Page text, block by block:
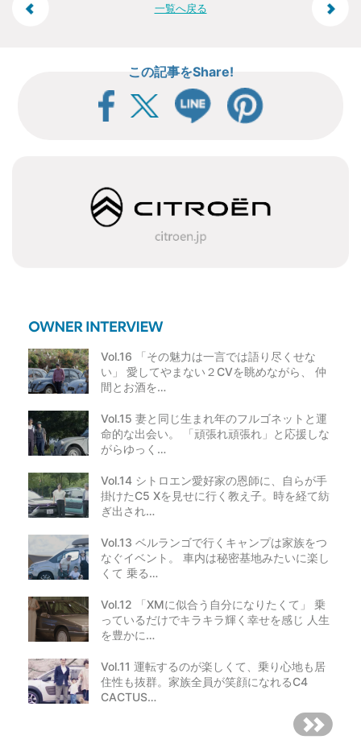
投
一覧へ戻る
この記事をShare!
Vol.16 「その魅力は一言では語り尽くせな
い」 愛してやまない２CVを眺めながら、 仲
間とお酒を…
Vol.15 妻と同じ生まれ年のフルゴネットと運
命的な出会い。 「頑張れ頑張れ」と応援しな
がらゆっく…
Vol.14 シトロエン愛好家の恩師に、自らが手
掛けたC5 Xを見せに行く教え子。時を経て紡
ぎ出され…
Vol.13 ベルランゴで行くキャンプは家族をつ
なぐイベント。 車内は秘密基地みたいに楽し
くて 乗る…
Vol.12 「XMに似合う自分になりたくて」 乗
っているだけでキラキラ輝く幸せを感じ 人生
を豊かに…
Vol.11 運転するのが楽しくて、乗り心地も居
住性も抜群。家族全員が笑顔になれるC4
CACTUS…